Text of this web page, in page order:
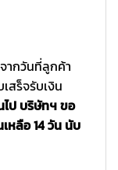
ากวันที่ลูกค้า
สร็จรับเงิน
ป บริษัทฯ ขอ
หลือ 14 วัน นับ